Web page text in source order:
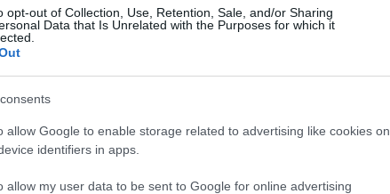
opt-out of Collection, Use, Retention, Sale, and/or Sharing
Data that Is Unrelated with the Purposes for which it
allow Google to enable storage related to advertising like cookies on
identifiers in apps.
allow my user data to be sent to Google for online advertising